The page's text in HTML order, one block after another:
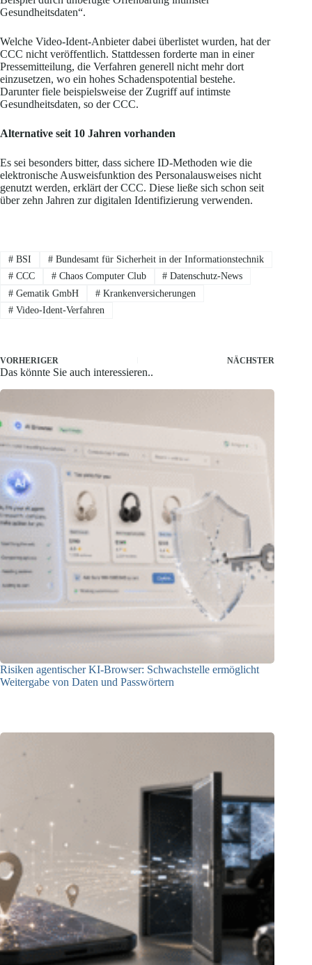
Gesundheitsdaten“.
Welche Video-Ident-Anbieter dabei überlistet wurden, hat der
CCC nicht veröffentlich. Stattdessen forderte man in einer
Pressemitteilung, die Verfahren generell nicht mehr dort
einzusetzen, wo ein hohes Schadenspotential bestehe.
Darunter fiele beispielsweise der Zugriff auf intimste
Gesundheitsdaten, so der CCC.
Alternative seit 10 Jahren vorhanden
Es sei besonders bitter, dass sichere ID-Methoden wie die
elektronische Ausweisfunktion des Personalausweises nicht
genutzt werden, erklärt der CCC. Diese ließe sich schon seit
über zehn Jahren zur digitalen Identifizierung verwenden.
#BSI #Bundesamt für Sicherheit in der Informationstechnik
#CCC #Chaos Computer Club # Datenschutz-News
#Gematik GmbH #Krankenversicherungen
#Video-Ident-Verfahren
VORHERIGER NÄCHSTER
Das könnte Sie auch interessieren..
Risiken agentischer KI-Browser: Schwachstelle ermöglicht
Weitergabe von Daten und Passwörtern